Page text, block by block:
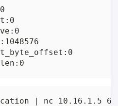
| nc 10.16.1.5